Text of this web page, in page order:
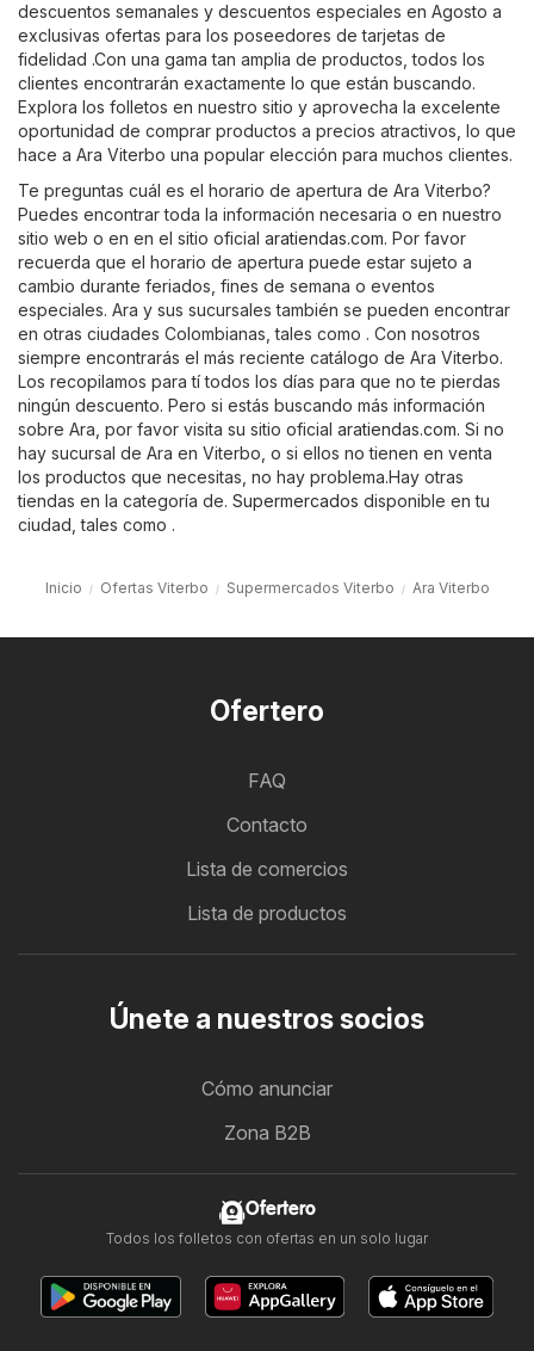
descuentos semanales y descuentos especiales en Agosto a
exclusivas ofertas para los poseedores de tarjetas de
fidelidad .Con una gama tan amplia de productos, todos los
clientes encontrarán exactamente lo que están buscando.
Explora los folletos en nuestro sitio y aprovecha la excelente
oportunidad de comprar productos a precios atractivos, lo que
hace a Ara Viterbo una popular elección para muchos clientes.
Te preguntas cuál es el horario de apertura de Ara Viterbo?
Puedes encontrar toda la información necesaria o en nuestro
sitio web o en en el sitio oficial aratiendas.com. Por favor
recuerda que el horario de apertura puede estar sujeto a
cambio durante feriados, fines de semana o eventos
especiales. Ara y sus sucursales también se pueden encontrar
en otras ciudades Colombianas, tales como . Con nosotros
siempre encontrarás el más reciente catálogo de Ara Viterbo.
Los recopilamos para tí todos los días para que no te pierdas
ningún descuento. Pero si estás buscando más información
sobre Ara, por favor visita su sitio oficial aratiendas.com. Si no
hay sucursal de Ara en Viterbo, o si ellos no tienen en venta
los productos que necesitas, no hay problema.Hay otras
tiendas en la categoría de. Supermercados disponible en tu
ciudad, tales como .
Inicio Ofertas Viterbo Supermercados Viterbo Ara Viterbo
Ofertero
FAQ
Contacto
Lista de comercios
Lista de productos
Únete a nuestros socios
Cómo anunciar
Zona B2B
Ofertero
Todos los folletos con ofertas en un solo lugar